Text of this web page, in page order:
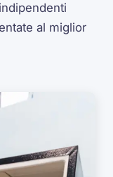
al miglior